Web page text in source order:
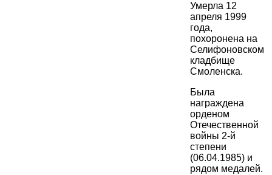
Умерла 12
апреля 1999
года,
похоронена на
Селифоновском
кладбище
Смоленска.
Была
награждена
орденом
Отечественной
войны 2-й
степени
(06.04.1985) и
рядом медалей.